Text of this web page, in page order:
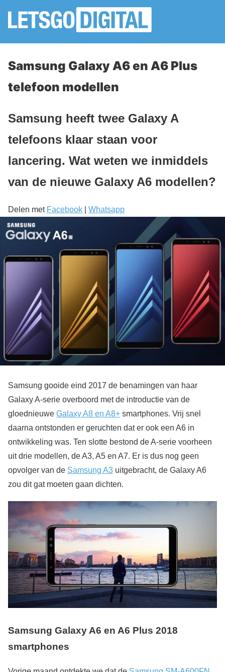
Samsung Galaxy A6 en A6 Plus
telefoon modellen
Samsung heeft twee Galaxy A
telefoons klaar staan voor
lancering. Wat weten we inmiddels
van de nieuwe Galaxy A6 modellen?
Delen met Facebook Whatsapp
Samsung gooide eind 2017 de benamingen van haar
Galaxy A-serie overboord met de introductie van de
gloednieuwe Galaxy A8 en A8+ smartphones. Vrij snel
daarna ontstonden er geruchten dat er ook een A6 in
ontwikkeling was. Ten slotte bestond de A-serie voorheen
uit drie modellen, de A3, A5 en A7. Er is dus nog geen
opvolger van de Samsung A3 uitgebracht, de Galaxy A6
zou dit gat moeten gaan dichten.
Samsung Galaxy A6 en A6 Plus 2018
smartphones